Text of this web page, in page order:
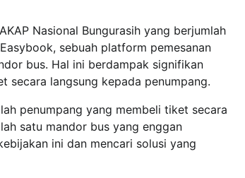
Nasional Bungurasih yang berjumlah
sebuah platform pemesanan
bus. Hal ini berdampak signifikan
secara langsung kepada penumpang.
penumpang yang membeli tiket secara
satu mandor bus yang enggan
ini dan mencari solusi yang